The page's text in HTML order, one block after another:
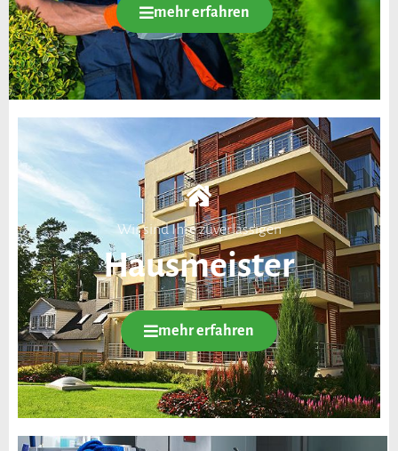
mehr erfahren
Wir sind Ihre zuverlässigen
Hausmeister
mehr erfahren